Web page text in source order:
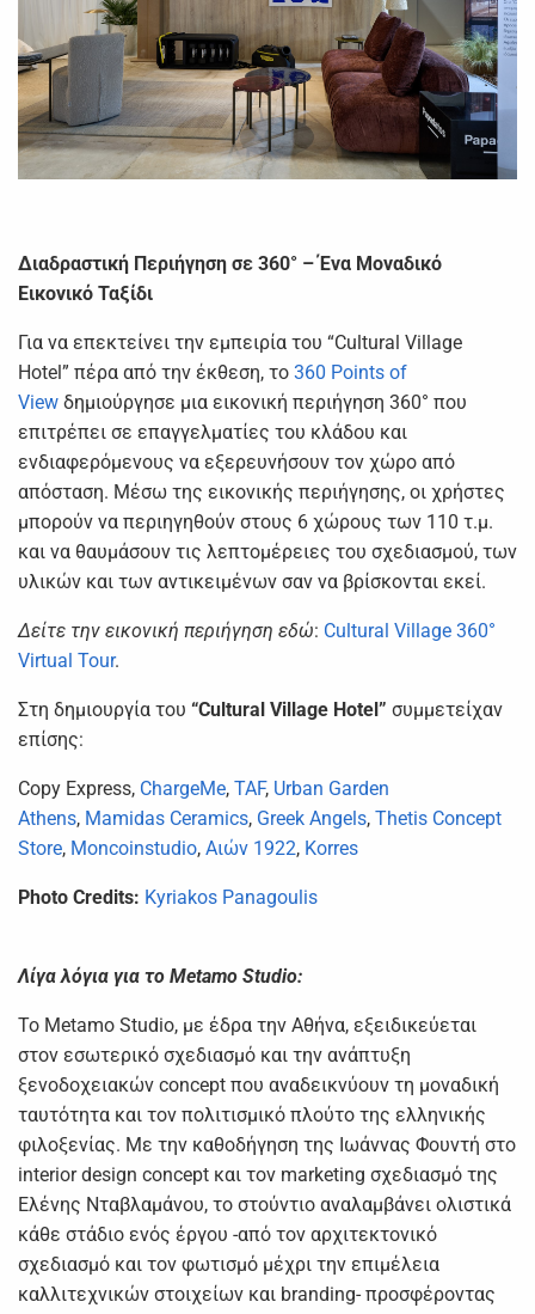
Διαδραστική Περιήγηση σε 360° – Ένα Μοναδικό
Εικονικό Ταξίδι
Για να επεκτείνει την εμπειρία του “Cultural Village
Hotel” πέρα από την έκθεση, το 360 Points of
View δημιούργησε μια εικονική περιήγηση 360° που
επιτρέπει σε επαγγελματίες του κλάδου και
ενδιαφερόμενους να εξερευνήσουν τον χώρο από
απόσταση. Μέσω της εικονικής περιήγησης, οι χρήστες
μπορούν να περιηγηθούν στους 6 χώρους των 110 τ.μ.
και να θαυμάσουν τις λεπτομέρειες του σχεδιασμού, των
υλικών και των αντικειμένων σαν να βρίσκονται εκεί.
Δείτε την εικονική περιήγηση εδώ: Cultural Village 360°
Virtual Tour.
Στη δημιουργία του “Cultural Village Hotel” συμμετείχαν
επίσης:
Copy Express, ChargeMe, TAF, Urban Garden
Athens, Mamidas Ceramics, Greek Angels, Thetis Concept
Store, Moncoinstudio, Αιών 1922, Korres
Photo Credits: Kyriakos Panagoulis
Λίγα λόγια για το Metamo Studio:
Το Metamo Studio, με έδρα την Αθήνα, εξειδικεύεται
στον εσωτερικό σχεδιασμό και την ανάπτυξη
ξενοδοχειακών concept που αναδεικνύουν τη μοναδική
ταυτότητα και τον πολιτισμικό πλούτο της ελληνικής
φιλοξενίας. Με την καθοδήγηση της Ιωάννας Φουντή στο
interior design concept και τον marketing σχεδιασμό της
Ελένης Νταβλαμάνου, το στούντιο αναλαμβάνει ολιστικά
κάθε στάδιο ενός έργου -από τον αρχιτεκτονικό
σχεδιασμό και τον φωτισμό μέχρι την επιμέλεια
καλλιτεχνικών στοιχείων και branding- προσφέροντας